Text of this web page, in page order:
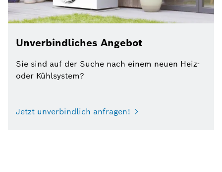
Unverbindliches Angebot
Sie sind auf der Suche nach einem neuen Heiz-
oder Kühlsystem?
Jetzt unverbindlich anfragen!